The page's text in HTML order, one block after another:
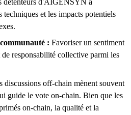
techniques et les impacts potentiels
: Favoriser un sentiment
responsabilité collective parmi les
discussions off-chain mènent souvent
guide le vote on-chain. Bien que les
on-chain, la qualité et la